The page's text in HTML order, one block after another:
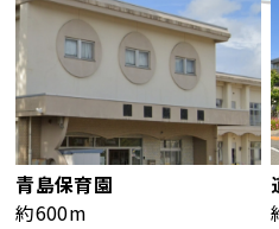
青島保育園
約600m